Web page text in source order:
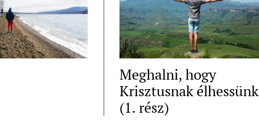
Meghalni, hogy
Krisztusnak élhessünk
(1. rész)